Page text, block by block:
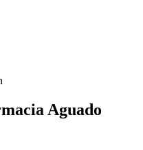
Aguado